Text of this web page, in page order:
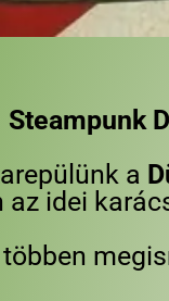
a
az idei